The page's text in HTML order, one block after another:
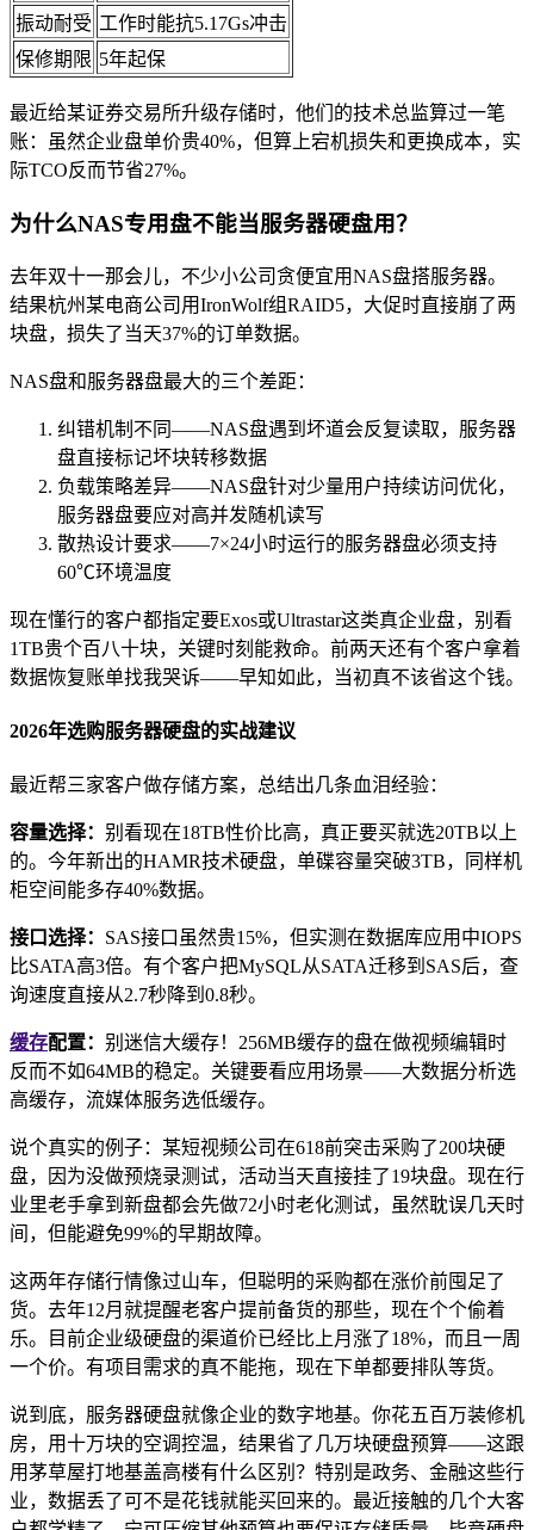
振动耐受 工作时能抗5.17Gs冲击
保修期限 5年起保
最近给某证券交易所升级存储时，他们的技术总监算过一笔
账：虽然企业盘单价贵40%，但算上宕机损失和更换成本，实
际TCO反而节省27%。
为什么NAS专用盘不能当服务器硬盘用？
去年双十一那会儿，不少小公司贪便宜用NAS盘搭服务器。
结果杭州某电商公司用IronWolf组RAID5，大促时直接崩了两
块盘，损失了当天37%的订单数据。
NAS盘和服务器盘最大的三个差距：
纠错机制不同——NAS盘遇到坏道会反复读取，服务器
盘直接标记坏块转移数据
负载策略差异——NAS盘针对少量用户持续访问优化，
服务器盘要应对高并发随机读写
散热设计要求——7×24小时运行的服务器盘必须支持
60℃环境温度
现在懂行的客户都指定要Exos或Ultrastar这类真企业盘，别看
1TB贵个百八十块，关键时刻能救命。前两天还有个客户拿着
数据恢复账单找我哭诉——早知如此，当初真不该省这个钱。
2026年选购服务器硬盘的实战建议
最近帮三家客户做存储方案，总结出几条血泪经验：
容量选择： 别看现在18TB性价比高，真正要买就选20TB以上
的。今年新出的HAMR技术硬盘，单碟容量突破3TB，同样机
柜空间能多存40%数据。
接口选择： SAS接口虽然贵15%，但实测在数据库应用中IOPS
比SATA高3倍。有个客户把MySQL从SATA迁移到SAS后，查
询速度直接从2.7秒降到0.8秒。
缓存配置： 别迷信大缓存！256MB缓存的盘在做视频编辑时
反而不如64MB的稳定。关键要看应用场景——大数据分析选
高缓存，流媒体服务选低缓存。
说个真实的例子：某短视频公司在618前突击采购了200块硬
盘，因为没做预烧录测试，活动当天直接挂了19块盘。现在行
业里老手拿到新盘都会先做72小时老化测试，虽然耽误几天时
间，但能避免99%的早期故障。
这两年存储行情像过山车，但聪明的采购都在涨价前囤足了
货。去年12月就提醒老客户提前备货的那些，现在个个偷着
乐。目前企业级硬盘的渠道价已经比上月涨了18%，而且一周
一个价。有项目需求的真不能拖，现在下单都要排队等货。
说到底，服务器硬盘就像企业的数字地基。你花五百万装修机
房，用十万块的空调控温，结果省了几万块硬盘预算——这跟
用茅草屋打地基盖高楼有什么区别？特别是政务、金融这些行
业，数据丢了可不是花钱就能买回来的。最近接触的几个大客